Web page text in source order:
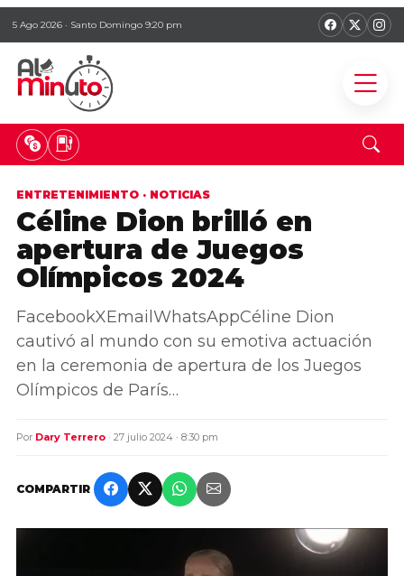
5 Ago 2026 · Santo Domingo 9:20 pm
ENTRETENIMIENTO · NOTICIAS
Céline Dion brilló en
apertura de Juegos
Olímpicos 2024
FacebookXEmailWhatsAppCéline Dion
cautivó al mundo con su emotiva actuación
en la ceremonia de apertura de los Juegos
Olímpicos de París…
Por Dary Terrero · 27 julio 2024 · 8:30 pm
COMPARTIR